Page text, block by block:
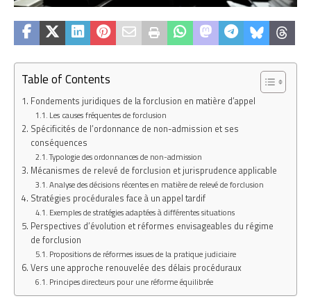
Table of Contents
Fondements juridiques de la forclusion en matière d’appel
Les causes fréquentes de forclusion
Spécificités de l’ordonnance de non-admission et ses
conséquences
Typologie des ordonnances de non-admission
Mécanismes de relevé de forclusion et jurisprudence applicable
Analyse des décisions récentes en matière de relevé de forclusion
Stratégies procédurales face à un appel tardif
Exemples de stratégies adaptées à différentes situations
Perspectives d’évolution et réformes envisageables du régime
de forclusion
Propositions de réformes issues de la pratique judiciaire
Vers une approche renouvelée des délais procéduraux
Principes directeurs pour une réforme équilibrée